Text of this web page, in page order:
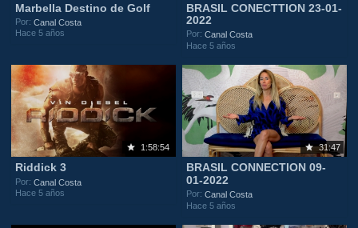
Marbella Destino de Golf
Por:Canal Costa
Hace 5 años
BRASIL CONECTTION 23-01-
2022
Por:Canal Costa
Hace 5 años
1:58:54
Riddick 3
Por:Canal Costa
Hace 5 años
31:47
BRASIL CONNECTION 09-
01-2022
Por:Canal Costa
Hace 5 años